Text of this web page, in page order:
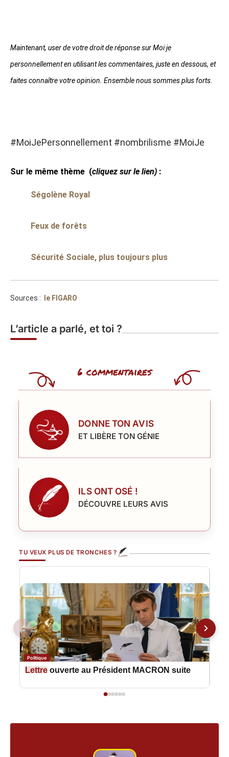
Maintenant, user de votre droit de réponse sur Moi je
personnellement en utilisant les commentaires, juste en dessous, et
faites connaître votre opinion. Ensemble nous sommes plus forts.
#MoiJePersonnellement #nombrilisme #MoiJe
Sur le même thème (cliquez sur le lien) :
Ségolène Royal
Feux de forêts
Sécurité Sociale, plus toujours plus
Sources : le FIGARO
L’article a parlé, et toi ?
6 commentaires
DONNE TON AVIS
ET LIBÈRE TON GÉNIE
ILS ONT OSÉ !
DÉCOUVRE LEURS AVIS
TU VEUX PLUS DE TRONCHES ?
Politique
Lettre ouverte au Président MACRON suite